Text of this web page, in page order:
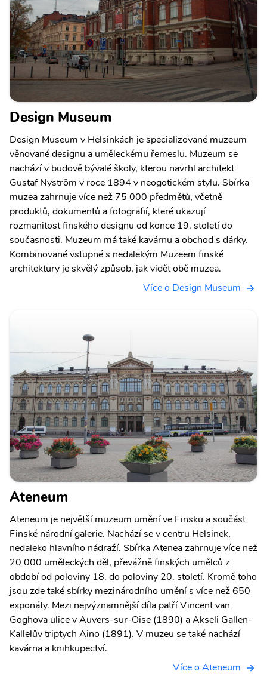
Design Museum
Design Museum v Helsinkách je specializované muzeum
věnované designu a uměleckému řemeslu. Muzeum se
nachází v budově bývalé školy, kterou navrhl architekt
Gustaf Nyström v roce 1894 v neogotickém stylu. Sbírka
muzea zahrnuje více než 75 000 předmětů, včetně
produktů, dokumentů a fotografií, které ukazují
rozmanitost finského designu od konce 19. století do
současnosti. Muzeum má také kavárnu a obchod s dárky.
Kombinované vstupné s nedalekým Muzeem finské
architektury je skvělý způsob, jak vidět obě muzea.
Více o Design Museum
Ateneum
Ateneum je největší muzeum umění ve Finsku a součást
Finské národní galerie. Nachází se v centru Helsinek,
nedaleko hlavního nádraží. Sbírka Atenea zahrnuje více než
20 000 uměleckých děl, převážně finských umělců z
období od poloviny 18. do poloviny 20. století. Kromě toho
jsou zde také sbírky mezinárodního umění s více než 650
exponáty. Mezi nejvýznamnější díla patří Vincent van
Goghova ulice v Auvers-sur-Oise (1890) a Akseli Gallen-
Kallelův triptych Aino (1891). V muzeu se také nachází
kavárna a knihkupectví.
Více o Ateneum